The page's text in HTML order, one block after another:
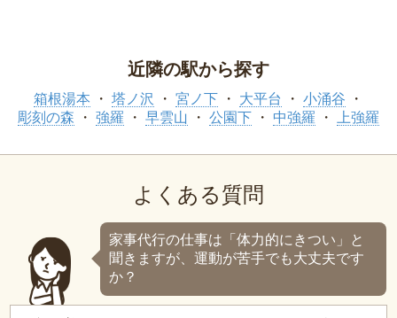
近隣の駅から探す
箱根湯本 塔ノ沢 宮ノ下 大平台
小涌谷
彫刻の森
強羅 早雲山 公園下 中強羅 上強羅
よくある質問
家事代行の仕事は「体力的にきつい」と
聞きますが、運動が苦手でも大丈夫です
か？